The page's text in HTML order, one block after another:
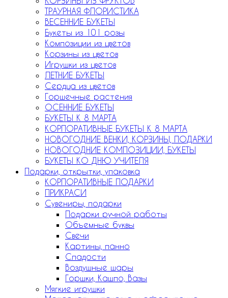
ТРАУРНАЯ ФЛОРИСТИКА
ВЕСЕННИЕ БУКЕТЫ
Букеты из 101 розы
Композиции из цветов
Корзины из цветов
Игрушки из цветов
ЛЕТНИЕ БУКЕТЫ
Сердца из цветов
Горшечные растения
ОСЕННИЕ БУКЕТЫ
БУКЕТЫ К 8 МАРТА
КОРПОРАТИВНЫЕ БУКЕТЫ К 8 МАРТА
НОВОГОДНИЕ ВЕНКИ, КОРЗИНЫ, ПОДАРКИ
НОВОГОДНИЕ КОМПОЗИЦИИ, БУКЕТЫ
БУКЕТЫ КО ДНЮ УЧИТЕЛЯ
Подарки, открытки, упаковка
КОРПОРАТИВНЫЕ ПОДАРКИ
ПРИКРАСИ
Сувениры, подарки
Подарки ручной работы
Объемные буквы
Свечи
Картины, панно
Сладости
Воздушные шары
Горшки, Кашпо, Вазы
Мягкие игрушки